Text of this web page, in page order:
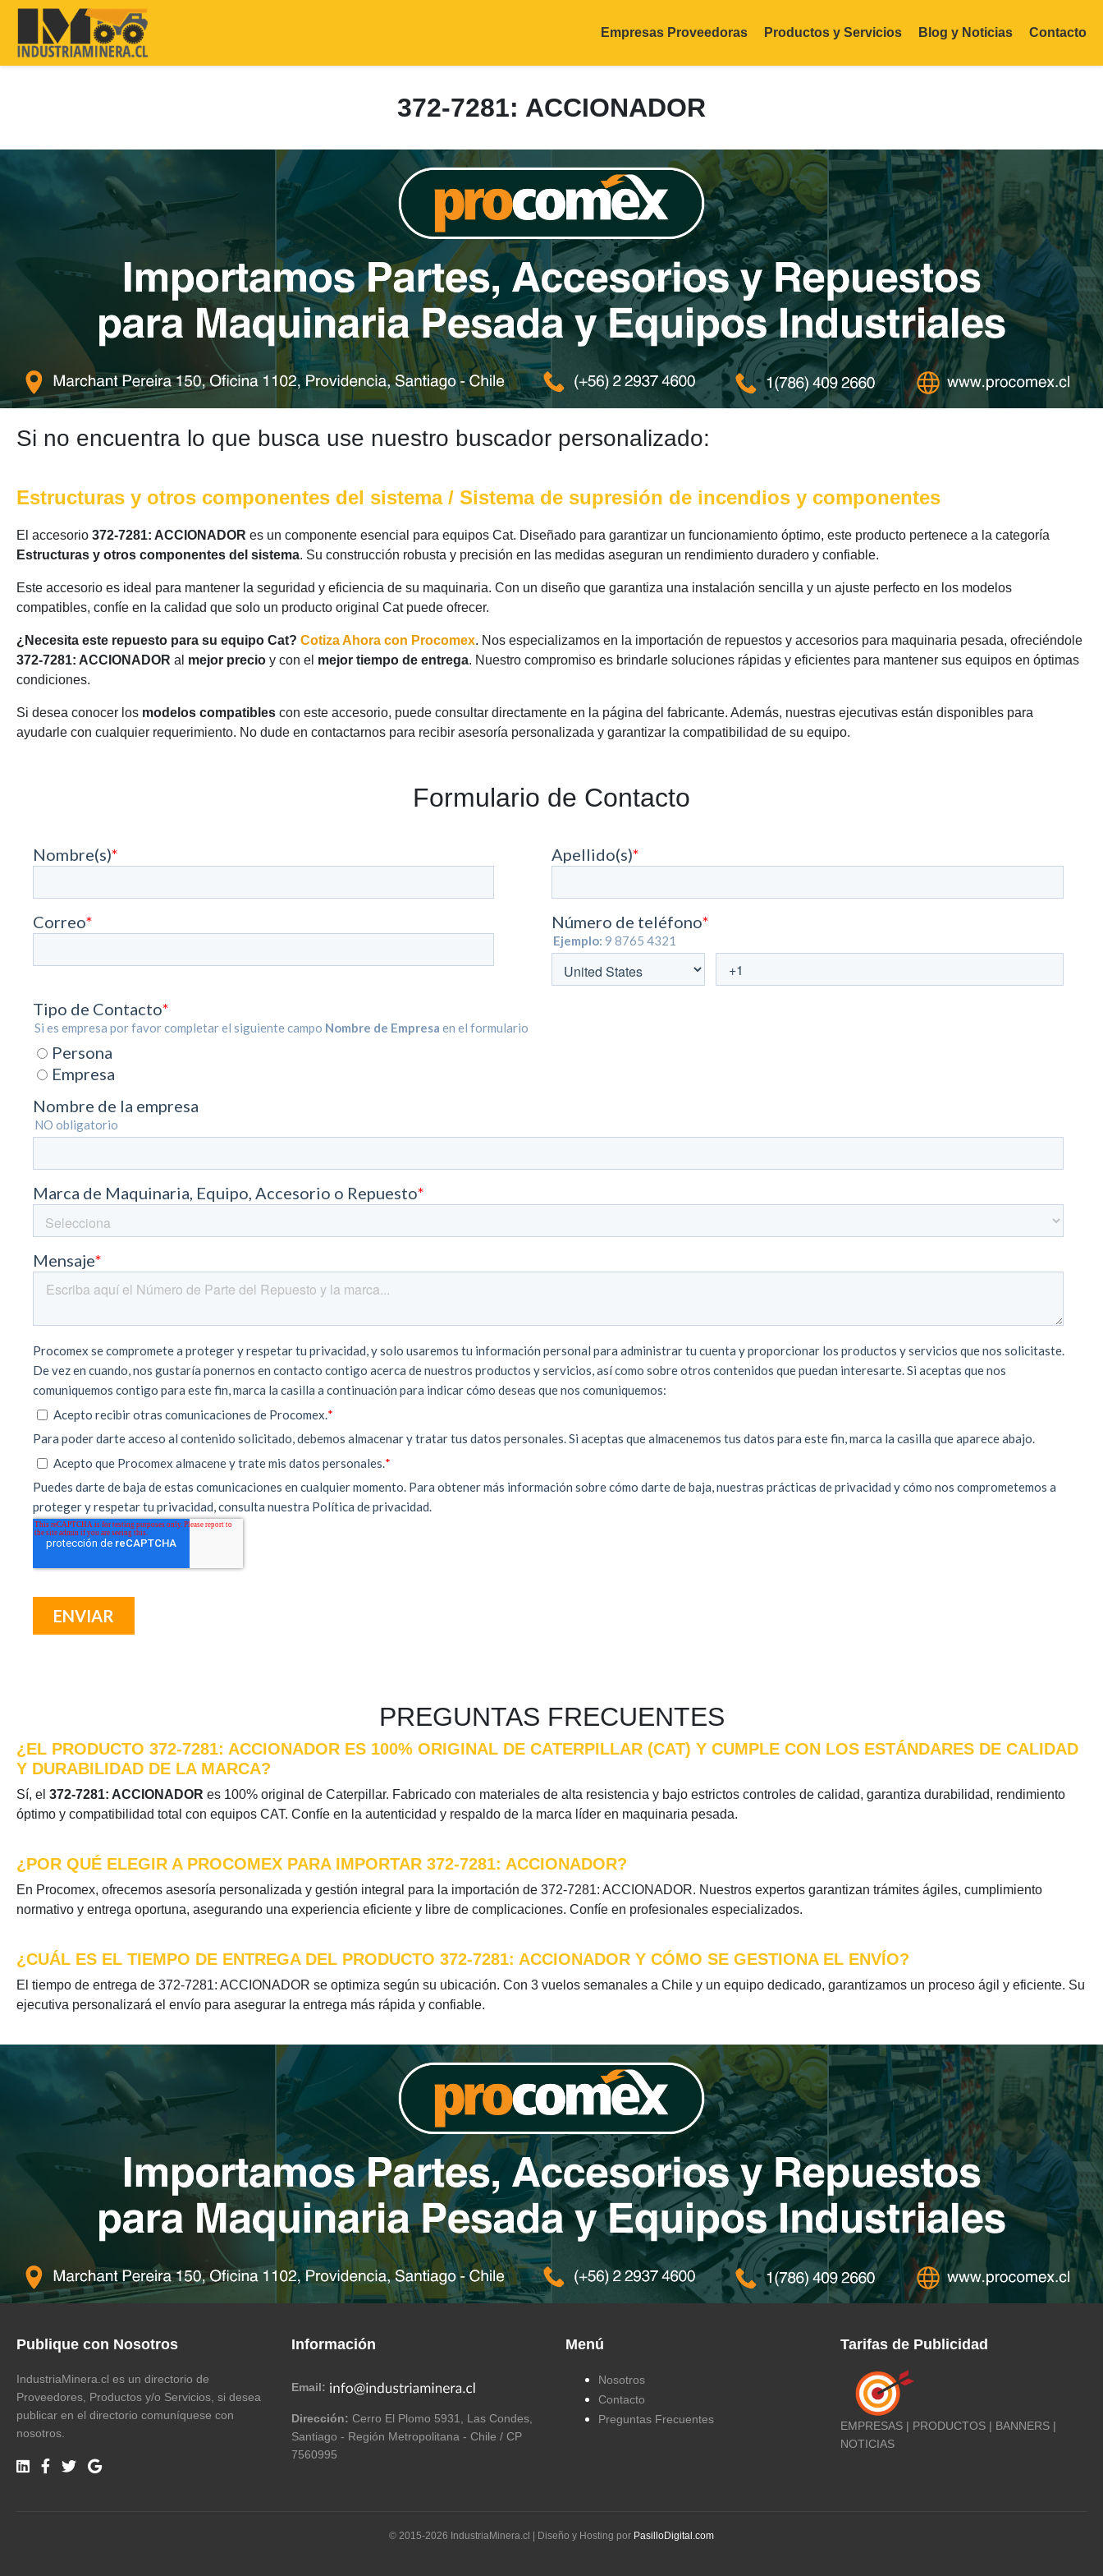
Empresas Proveedoras Productos y Servicios Blog y Noticias Contacto
372-7281: ACCIONADOR
Si no encuentra lo que busca use nuestro buscador personalizado:
Estructuras y otros componentes del sistema / Sistema de supresión de incendios y componentes
El accesorio 372-7281: ACCIONADOR es un componente esencial para equipos Cat. Diseñado para garantizar un funcionamiento óptimo, este producto pertenece a la categoría
Estructuras y otros componentes del sistema. Su construcción robusta y precisión en las medidas aseguran un rendimiento duradero y confiable.
Este accesorio es ideal para mantener la seguridad y eficiencia de su maquinaria. Con un diseño que garantiza una instalación sencilla y un ajuste perfecto en los modelos
compatibles, confíe en la calidad que solo un producto original Cat puede ofrecer.
¿Necesita este repuesto para su equipo Cat? Cotiza Ahora con Procomex. Nos especializamos en la importación de repuestos y accesorios para maquinaria pesada, ofreciéndole
372-7281: ACCIONADOR al mejor precio y con el mejor tiempo de entrega. Nuestro compromiso es brindarle soluciones rápidas y eficientes para mantener sus equipos en óptimas
condiciones.
Si desea conocer los modelos compatibles con este accesorio, puede consultar directamente en la página del fabricante. Además, nuestras ejecutivas están disponibles para
ayudarle con cualquier requerimiento. No dude en contactarnos para recibir asesoría personalizada y garantizar la compatibilidad de su equipo.
Formulario de Contacto
PREGUNTAS FRECUENTES
¿EL PRODUCTO 372-7281: ACCIONADOR ES 100% ORIGINAL DE CATERPILLAR (CAT) Y CUMPLE CON LOS ESTÁNDARES DE CALIDAD
Y DURABILIDAD DE LA MARCA?
Sí, el 372-7281: ACCIONADOR es 100% original de Caterpillar. Fabricado con materiales de alta resistencia y bajo estrictos controles de calidad, garantiza durabilidad, rendimiento
óptimo y compatibilidad total con equipos CAT. Confíe en la autenticidad y respaldo de la marca líder en maquinaria pesada.
¿POR QUÉ ELEGIR A PROCOMEX PARA IMPORTAR 372-7281: ACCIONADOR?
En Procomex, ofrecemos asesoría personalizada y gestión integral para la importación de 372-7281: ACCIONADOR. Nuestros expertos garantizan trámites ágiles, cumplimiento
normativo y entrega oportuna, asegurando una experiencia eficiente y libre de complicaciones. Confíe en profesionales especializados.
¿CUÁL ES EL TIEMPO DE ENTREGA DEL PRODUCTO 372-7281: ACCIONADOR Y CÓMO SE GESTIONA EL ENVÍO?
El tiempo de entrega de 372-7281: ACCIONADOR se optimiza según su ubicación. Con 3 vuelos semanales a Chile y un equipo dedicado, garantizamos un proceso ágil y eficiente. Su
ejecutiva personalizará el envío para asegurar la entrega más rápida y confiable.
Publique con Nosotros
IndustriaMinera.cl es un directorio de
Proveedores, Productos y/o Servicios, si desea
publicar en el directorio comuníquese con
nosotros.
Información
Email:
Dirección: Cerro El Plomo 5931, Las Condes,
Santiago - Región Metropolitana - Chile / CP
7560995
Menú
Nosotros
Contacto
Preguntas Frecuentes
Tarifas de Publicidad
EMPRESAS | PRODUCTOS | BANNERS |
NOTICIAS
© 2015-2026 IndustriaMinera.cl | Diseño y Hosting por PasilloDigital.com